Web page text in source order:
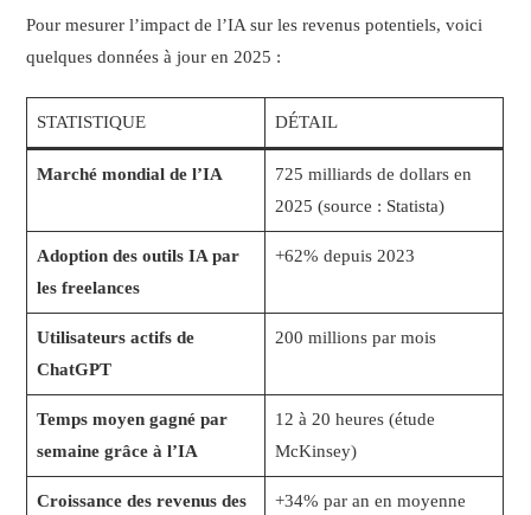
Pour mesurer l’impact de l’IA sur les revenus potentiels, voici
quelques données à jour en 2025 :
STATISTIQUE DÉTAIL
Marché mondial de l’IA
725 milliards de dollars en
2025 (source : Statista)
Adoption des outils IA par
les freelances
+62% depuis 2023
Utilisateurs actifs de
ChatGPT
200 millions par mois
Temps moyen gagné par
semaine grâce à l’IA
12 à 20 heures (étude
McKinsey)
Croissance des revenus des
+34% par an en moyenne